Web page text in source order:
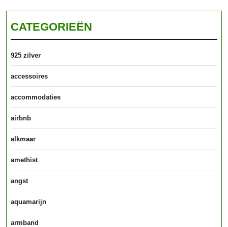
CATEGORIEËN
925 zilver
accessoires
accommodaties
airbnb
alkmaar
amethist
angst
aquamarijn
armband